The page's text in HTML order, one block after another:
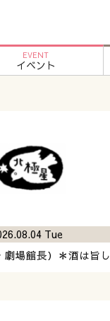
EVENT
イベント
劇場館長）＊酒は旨し
Tue